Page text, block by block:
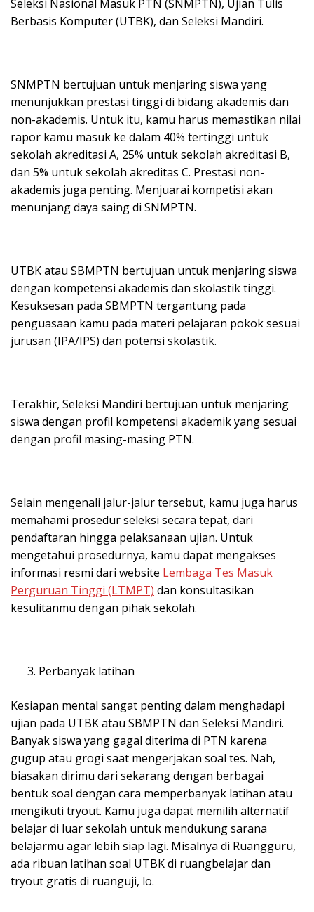
Seleksi Nasional Masuk PTN (SNMPTN), Ujian Tulis
Berbasis Komputer (UTBK), dan Seleksi Mandiri.
SNMPTN bertujuan untuk menjaring siswa yang
menunjukkan prestasi tinggi di bidang akademis dan
non-akademis. Untuk itu, kamu harus memastikan nilai
rapor kamu masuk ke dalam 40% tertinggi untuk
sekolah akreditasi A, 25% untuk sekolah akreditasi B,
dan 5% untuk sekolah akreditas C. Prestasi non-
akademis juga penting. Menjuarai kompetisi akan
menunjang daya saing di SNMPTN.
UTBK atau SBMPTN bertujuan untuk menjaring siswa
dengan kompetensi akademis dan skolastik tinggi.
Kesuksesan pada SBMPTN tergantung pada
penguasaan kamu pada materi pelajaran pokok sesuai
jurusan (IPA/IPS) dan potensi skolastik.
Terakhir, Seleksi Mandiri bertujuan untuk menjaring
siswa dengan profil kompetensi akademik yang sesuai
dengan profil masing-masing PTN.
Selain mengenali jalur-jalur tersebut, kamu juga harus
memahami prosedur seleksi secara tepat, dari
pendaftaran hingga pelaksanaan ujian. Untuk
mengetahui prosedurnya, kamu dapat mengakses
informasi resmi dari website Lembaga Tes Masuk
Perguruan Tinggi (LTMPT) dan konsultasikan
kesulitanmu dengan pihak sekolah.
Perbanyak latihan
Kesiapan mental sangat penting dalam menghadapi
ujian pada UTBK atau SBMPTN dan Seleksi Mandiri.
Banyak siswa yang gagal diterima di PTN karena
gugup atau grogi saat mengerjakan soal tes. Nah,
biasakan dirimu dari sekarang dengan berbagai
bentuk soal dengan cara memperbanyak latihan atau
mengikuti tryout. Kamu juga dapat memilih alternatif
belajar di luar sekolah untuk mendukung sarana
belajarmu agar lebih siap lagi. Misalnya di Ruangguru,
ada ribuan latihan soal UTBK di ruangbelajar dan
tryout gratis di ruanguji, lo.